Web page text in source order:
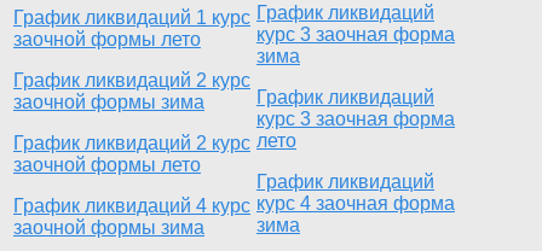
График ликвидаций 1 курс
заочной формы лето
График ликвидаций 2 курс
заочной формы зима
График ликвидаций 2 курс
заочной формы лето
График ликвидаций 4 курс
заочной формы зима
График ликвидаций
курс 3 заочная форма
зима
График ликвидаций
курс 3 заочная форма
лето
График ликвидаций
курс 4 заочная форма
зима